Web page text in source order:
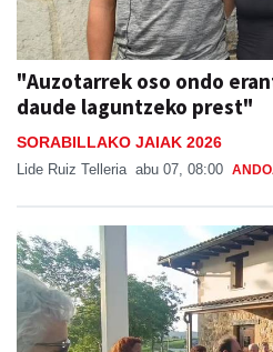
"Auzotarrek oso ondo
daude laguntzeko prest"
SORABILLAKO JAIAK 2026
Lide Ruiz Telleria abu 07, 08:00